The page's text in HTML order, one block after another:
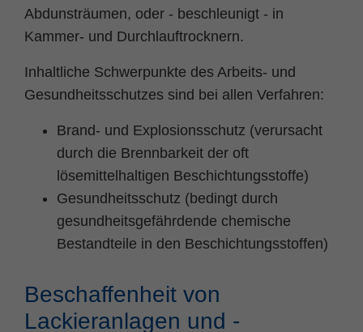
Abdunsträumen, oder - beschleunigt - in
Kammer- und Durchlauftrocknern.
Inhaltliche Schwerpunkte des Arbeits- und
Gesundheitsschutzes sind bei allen Verfahren:
Brand- und Explosionsschutz (verursacht
durch die Brennbarkeit der oft
lösemittelhaltigen Beschichtungsstoffe)
Gesundheitsschutz (bedingt durch
gesundheitsgefährdende chemische
Bestandteile in den Beschichtungsstoffen)
Beschaffenheit von
Lackieranlagen und -
Laufzeit Ende der Sitzung